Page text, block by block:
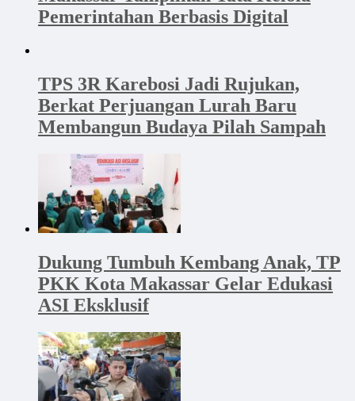
Pemerintahan Berbasis Digital
TPS 3R Karebosi Jadi Rujukan,
Berkat Perjuangan Lurah Baru
Membangun Budaya Pilah Sampah
Dukung Tumbuh Kembang Anak, TP
PKK Kota Makassar Gelar Edukasi
ASI Eksklusif